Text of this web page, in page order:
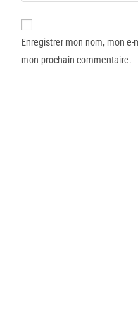
Enregistrer mon nom, mon
mon prochain commentaire.